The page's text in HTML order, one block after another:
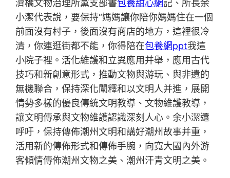
濟橋文物治理所黨支部書包養甜心網記、所長余
小潔代表說，要保持“媽媽讓你陪你媽媽住在一個
前面沒有村子，後面沒有商店的地方，這裡很冷
清，你連逛街都不能，你得陪在包養網ppt我這
小院子裡。活化維護和立異應用并舉，應用古代
技巧和新創意形式，推動文物與游玩、與非遺的
無機聯合，保持深化闡釋和以文明人并進，展開
情勢多樣的優良傳統文明教導、文物維護教導，
讓文明傳承與文物維護認識深刻人心。余小潔還
呼吁，保持傳佈潮州文明和講好潮州故事并重，
活用新的傳佈形式和傳佈手腕，向寬大國內外游
客傾情傳佈潮州文物之美、潮州汗青文明之美。